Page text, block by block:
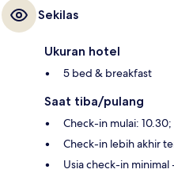
Sekilas
Ukuran hotel
5 bed & breakfast
Saat tiba/pulang
Check-in mulai:
Check-in lebih akhir
Usia check-in minimal